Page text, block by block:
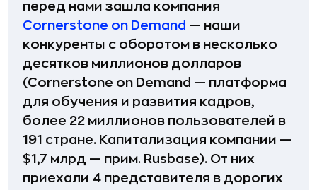
перед нами зашла компания
Cornerstone on Demand — наши
конкуренты с оборотом в несколько
десятков миллионов долларов
(Cornerstone on Demand — платформа
для обучения и развития кадров,
более 22 миллионов пользователей в
191 стране. Капитализация компании —
$1,7 млрд — прим. Rusbase). От них
приехали 4 представителя в дорогих